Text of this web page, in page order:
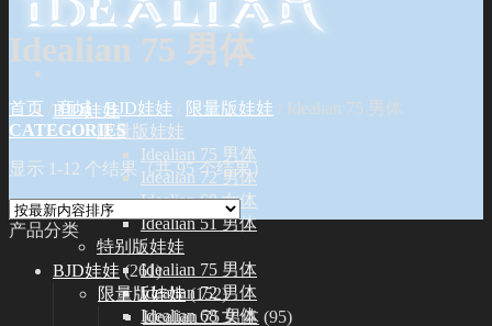
BJD娃娃
限量版娃娃
Idealian 75 男体
Idealian 72 男体
Idealian 68 女体
Idealian 51 男体
特别版娃娃
Idealian 75 男体
Idealian 72 男体
Idealian 68 女体
Idealian 75 男体
首页 商城 / BJD娃娃 限量版娃娃
Idealian 75 男体
CATEGORIES
显示 1-12 个结果（共 95 个结果）
产品分类
BJD娃娃 (261)
限量版娃娃 (152)
Idealian 75 男体 (95)